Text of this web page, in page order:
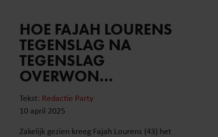
HOE FAJAH LOURENS
TEGENSLAG NA
TEGENSLAG
OVERWON…
Tekst: Redactie Party
10 april 2025
Zakelijk gezien kreeg Fajah Lourens (43) het